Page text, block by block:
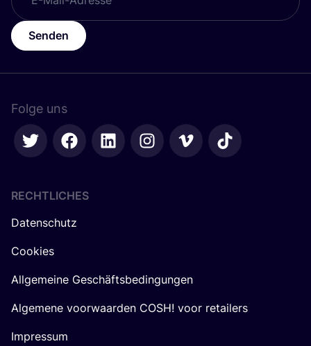
Senden
Folge uns
RECHTLICHES
Datenschutz
Cookies
Allgemeine Geschäftsbedingungen
Algemene voorwaarden COSH! voor retailers
Impressum